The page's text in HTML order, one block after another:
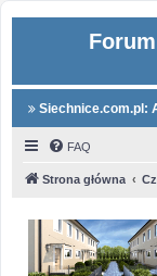
Siechnice.com.pl:
FAQ
Strona główna